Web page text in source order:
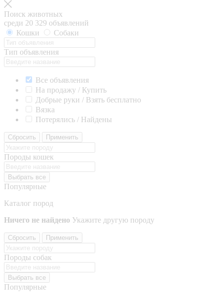
Поиск животных
среди 20 329 объявлений
Кошки
Собаки
Тип объявления
Все объявления
На продажу / Купить
Добрые руки / Взять бесплатно
Вязка
Потерялись / Найдены
Сбросить Применить
Породы кошек
Выбрать все
Популярные
Каталог пород
Ничего не найдено Укажите другую породу
Сбросить Применить
Породы собак
Выбрать все
Популярные